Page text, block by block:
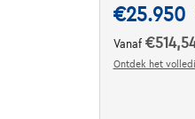
€25.950
Vanaf
Ontdek het